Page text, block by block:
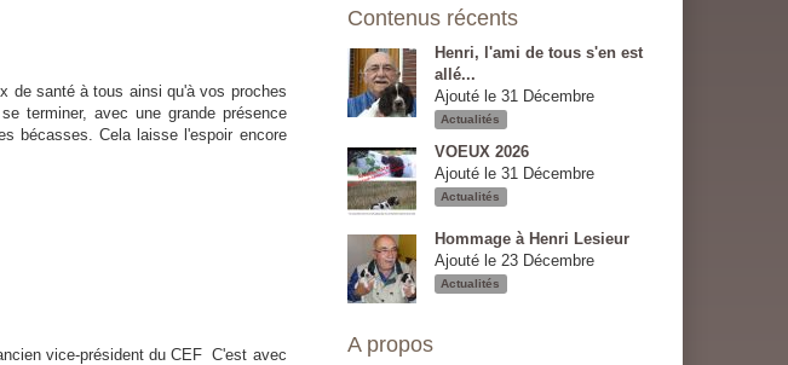
de santé à tous ainsi qu'à vos proches
terminer, avec une grande présence
bécasses. Cela laisse l'espoir encore
du CEF C'est avec
Contenus récents
Henri, l'ami de tous s'en est
allé...
Ajouté le 31 Décembre
Actualités
VOEUX 2026
Ajouté le 31 Décembre
Actualités
Hommage à Henri Lesieur
Ajouté le 23 Décembre
Actualités
A propos